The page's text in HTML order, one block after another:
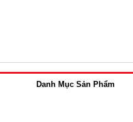
Danh Mục Sản Phẩm